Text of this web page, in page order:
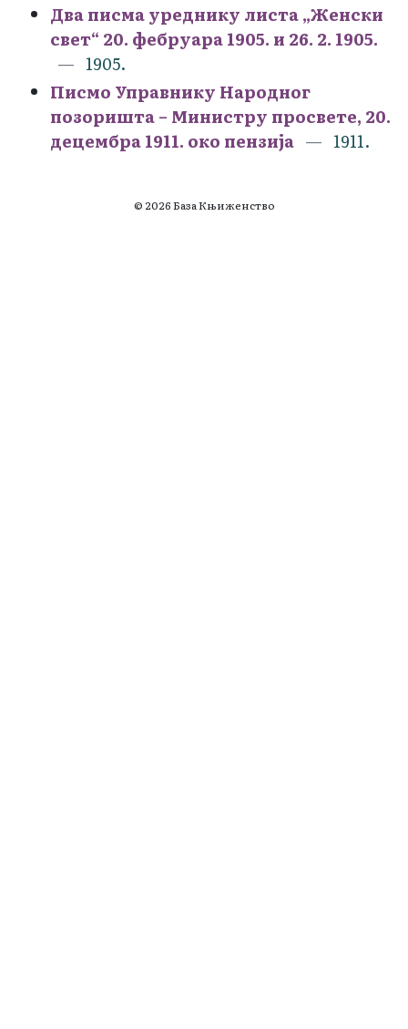
Два писма уреднику листа „Женски
свет“ 20. фебруара 1905. и 26. 2. 1905.
1905.
Писмо Управнику Народног
позоришта – Министру просвете, 20.
децембра 1911. око пензија
1911.
© 2026 База Књиженство